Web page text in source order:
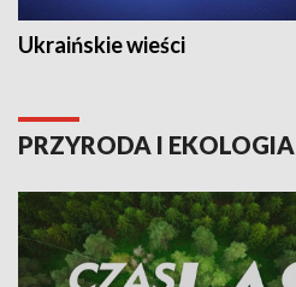
Ukraińskie wieści
PRZYRODA I EKOLOGIA